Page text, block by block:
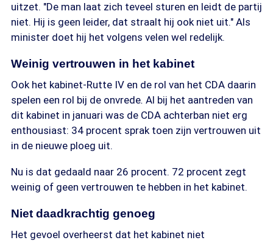
uitzet. "De man laat zich teveel sturen en leidt de partij
niet. Hij is geen leider, dat straalt hij ook niet uit." Als
minister doet hij het volgens velen wel redelijk.
Weinig vertrouwen in het kabinet
Ook het kabinet-Rutte IV en de rol van het CDA daarin
spelen een rol bij de onvrede. Al bij het aantreden van
dit kabinet in januari was de CDA achterban niet erg
enthousiast: 34 procent sprak toen zijn vertrouwen uit
in de nieuwe ploeg uit.
Nu is dat gedaald naar 26 procent. 72 procent zegt
weinig of geen vertrouwen te hebben in het kabinet.
Niet daadkrachtig genoeg
Het gevoel overheerst dat het kabinet niet